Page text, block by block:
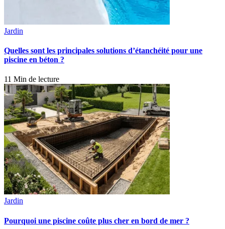
Jardin
Quelles sont les principales solutions d’étanchéité pour une
piscine en béton ?
11 Min de lecture
Jardin
Pourquoi une piscine coûte plus cher en bord de mer ?